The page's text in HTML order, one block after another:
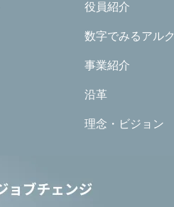
役員紹介
数字でみるアルク
事業紹介
沿革
理念・ビジョン